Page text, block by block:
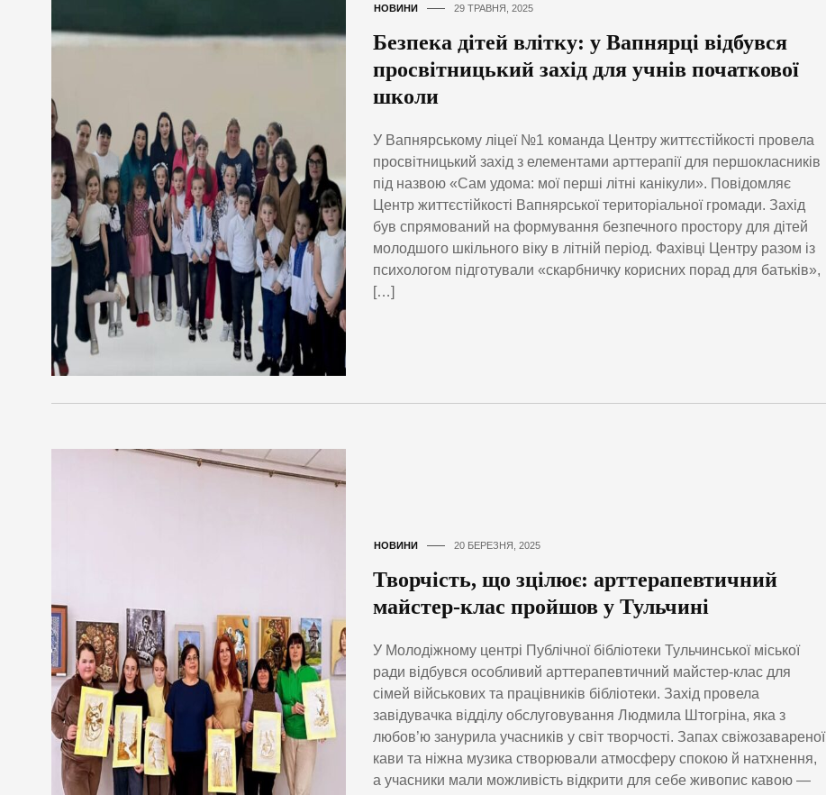
НОВИНИ 29 ТРАВНЯ, 2025
Безпека дітей влітку: у Вапнярці відбувся
просвітницький захід для учнів початкової
школи
У Вапнярському ліцеї №1 команда Центру життєстійкості провела
просвітницький захід з елементами арттерапії для першокласників
під назвою «Сам удома: мої перші літні канікули». Повідомляє
Центр життєстійкості Вапнярської територіальної громади. Захід
був спрямований на формування безпечного простору для дітей
молодшого шкільного віку в літній період. Фахівці Центру разом із
психологом підготували «скарбничку корисних порад для батьків»,
[…]
НОВИНИ 20 БЕРЕЗНЯ, 2025
Творчість, що зцілює: арттерапевтичний
майстер-клас пройшов у Тульчині
У Молодіжному центрі Публічної бібліотеки Тульчинської міської
ради відбувся особливий арттерапевтичний майстер-клас для
сімей військових та працівників бібліотеки. Захід провела
завідувачка відділу обслуговування Людмила Штогріна, яка з
любов’ю занурила учасників у світ творчості. Запах свіжозавареної
кави та ніжна музика створювали атмосферу спокою й натхнення,
а учасники мали можливість відкрити для себе живопис кавою —